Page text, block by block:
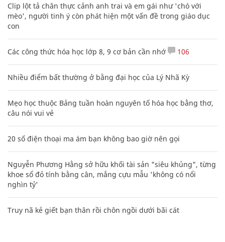
Clip lột tả chân thực cảnh anh trai và em gái như 'chó với
mèo', người tinh ý còn phát hiện một vấn đề trong giáo dục
con
Các công thức hóa học lớp 8, 9 cơ bản cần nhớ 106
Nhiều điểm bất thường ở bằng đại học của Lý Nhã Kỳ
Mẹo học thuộc Bảng tuần hoàn nguyên tố hóa học bằng thơ,
câu nói vui vẻ
20 số điện thoại ma ám bạn không bao giờ nên gọi
Nguyễn Phương Hằng sở hữu khối tài sản "siêu khủng", từng
khoe sổ đỏ tính bằng cân, mắng cựu mẫu 'không có nổi
nghìn tỷ'
Truy nã kẻ giết bạn thân rồi chôn ngồi dưới bãi cát